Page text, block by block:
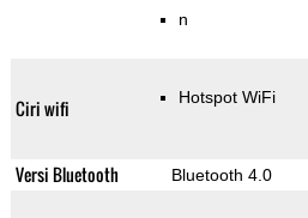
n
Ciri wifi Hotspot WiFi
Versi Bluetooth Bluetooth 4.0